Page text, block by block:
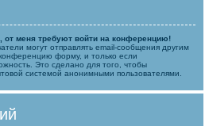
меня требуют войти на конференцию!
могут отправлять email-сообщения другим
форму, и только если
Это сделано для того, чтобы
системой анонимными пользователями.